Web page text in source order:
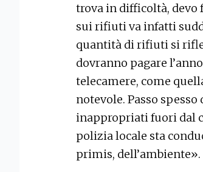
trova in difficoltà, devo
sui rifiuti va infatti
quantità di rifiuti si
dovranno pagare
telecamere, come
notevole. Passo
inappropriati fuori dal
polizia locale sta
primis, dell’ambiente».